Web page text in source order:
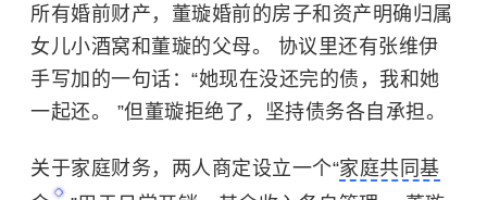
所有婚前财产，董璇婚前的房子和资产明确归属
女儿小酒窝和董璇的父母。 协议里还有张维伊
手写加的一句话：“她现在没还完的债，我和她
一起还。 ”但董璇拒绝了，坚持债务各自承担。
关于家庭财务，两人商定设立一个“家庭共同基